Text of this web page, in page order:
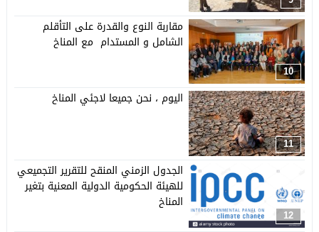
10
مقاربة النوع والقدرة على التأقلم
الشامل و المستدام مع المناخ
11
اليوم ، نحن جميعا لاجئي المناخ
12
الجدول الزمني المنقح للتقرير التجميعي
للهيئة الحكومية الدولية المعنية بتغير
المناخ